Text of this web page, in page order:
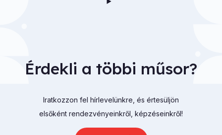
Érdekli a többi műsor?
Iratkozzon fel hírlevelünkre, és értesüljön
elsőként rendezvényeinkről, képzéseinkről!